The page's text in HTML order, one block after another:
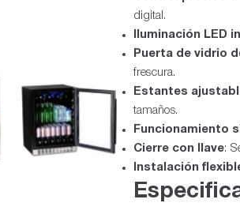
digital.
Iluminación LED
Puerta de vidrio
frescura.
Estantes
tamaños.
Funcionamiento
Cierre con llave:
Instalación